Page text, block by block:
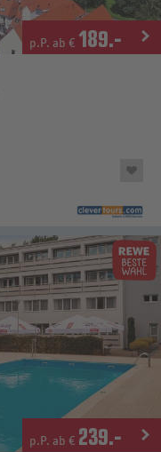
p.P. ab € 189.-
p.P. ab € 239.-